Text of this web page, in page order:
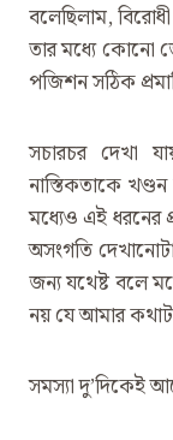
বলেছিলাম,
তার মধ্যে কোনো
পজিশন সঠিক
সচারচর দেখা
নাস্তিকতাকে খণ্ডন
মধ্যেও এই ধরনের
অসংগতি
জন্য যথেষ্ট বলে
নয় যে আমার
সমস্যা দু’দিকেই